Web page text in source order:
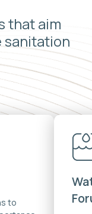
that aim
sanitation
to